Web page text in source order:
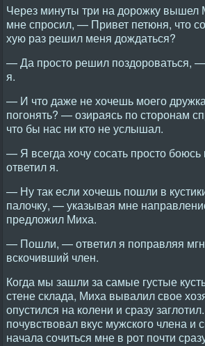
Через минуты три на дорожку вышел
мне спросил, — Привет петюня, что
хую раз решил меня дождаться?
— Да просто решил поздороваться,
я.
— И что даже не хочешь моего
погонять? — озираясь по сторонам
что бы нас ни кто не услышал.
— Я всегда хочу сосать просто
ответил я.
— Ну так если хочешь пошли в
палочку, — указывая мне
предложил Миха.
— Пошли, — ответил я поправляя
вскочивший член.
Когда мы зашли за самые густые
стене склада, Миха вывалил свое
опустился на колени и сразу
почувствовал вкус мужского члена и
начала сочиться мне в рот почти